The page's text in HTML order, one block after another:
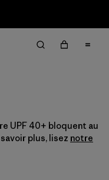
UPF 40+ bloquent au
savoir plus, lisez notre